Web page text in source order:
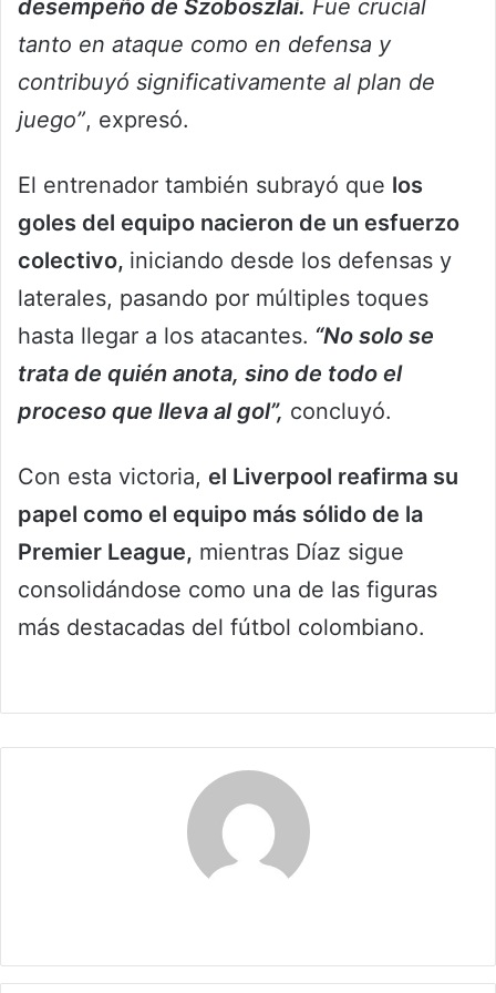
desempeño de Szoboszlai. Fue crucial
tanto en ataque como en defensa y
contribuyó significativamente al plan de
juego”, expresó.
El entrenador también subrayó que los
goles del equipo nacieron de un esfuerzo
colectivo, iniciando desde los defensas y
laterales, pasando por múltiples toques
hasta llegar a los atacantes. “No solo se
trata de quién anota, sino de todo el
proceso que lleva al gol”, concluyó.
Con esta victoria, el Liverpool reafirma su
papel como el equipo más sólido de la
Premier League, mientras Díaz sigue
consolidándose como una de las figuras
más destacadas del fútbol colombiano.